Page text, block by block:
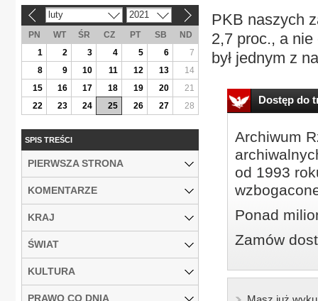
PKB naszych
2,7 proc., a
był jednym z
Dostęp do
Archiwum
od 1993
Ponad
Zamów
luty 2021
PN WT ŚR CZ PT SB
ND
1
2 3 4 5 6
7
8
9 10 11 12 13
14
15
16 17 18 19 20
21
22
23 24 25 26 27 28
SPIS TREŚCI
PIERWSZA STRONA
KOMENTARZE
KRAJ
ŚWIAT
KULTURA
PRAWO CO DNIA